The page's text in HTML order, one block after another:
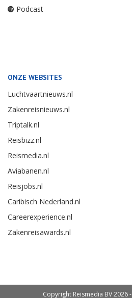
Podcast
ONZE WEBSITES
Luchtvaartnieuws.nl
Zakenreisnieuws.nl
Triptalk.nl
Reisbizz.nl
Reismedia.nl
Aviabanen.nl
Reisjobs.nl
Caribisch Nederland.nl
Careerexperience.nl
Zakenreisawards.nl
Copyright Reismedia BV 2026 -